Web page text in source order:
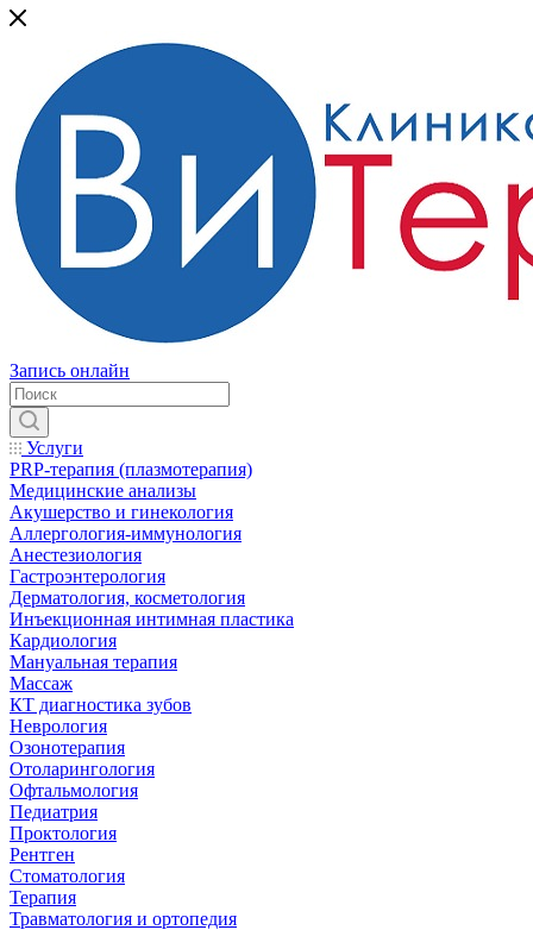
Запись онлайн
Услуги
PRP-терапия (плазмотерапия)
Медицинские анализы
Акушерство и гинекология
Аллергология-иммунология
Анестезиология
Гастроэнтерология
Дерматология, косметология
Инъекционная интимная пластика
Кардиология
Мануальная терапия
Массаж
КТ диагностика зубов
Неврология
Озонотерапия
Отоларингология
Офтальмология
Педиатрия
Проктология
Рентген
Стоматология
Терапия
Травматология и ортопедия